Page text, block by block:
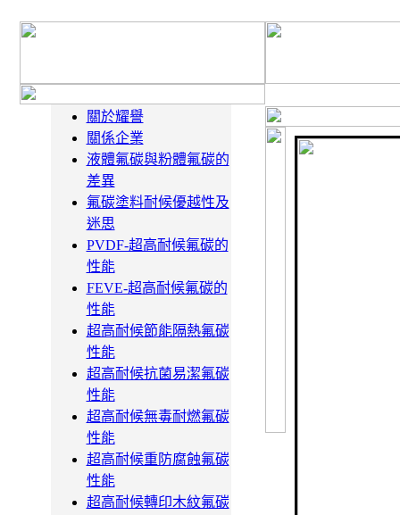
關於耀譽
關係企業
液體氟碳與粉體氟碳的
差異
氟碳塗料耐候優越性及
迷思
PVDF-超高耐候氟碳的
性能
FEVE-超高耐候氟碳的
性能
超高耐候節能隔熱氟碳
性能
超高耐候抗菌易潔氟碳
性能
超高耐候無毒耐燃氟碳
性能
超高耐候重防腐蝕氟碳
性能
超高耐候轉印木紋氟碳